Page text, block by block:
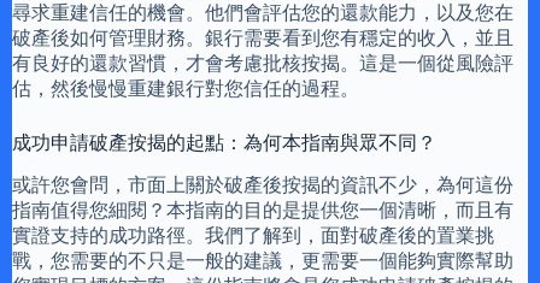
尋求重建信任的機會。他們會評估您的還款能力，以及您在
破產後如何管理財務。銀行需要看到您有穩定的收入，並且
有良好的還款習慣，才會考慮批核按揭。這是一個從風險評
估，然後慢慢重建銀行對您信任的過程。
成功申請破產按揭的起點：為何本指南與眾不同？
或許您會問，市面上關於破產後按揭的資訊不少，為何這份
指南值得您細閱？本指南的目的是提供您一個清晰，而且有
實證支持的成功路徑。我們了解到，面對破產後的置業挑
戰，您需要的不只是一般的建議，更需要一個能夠實際幫助